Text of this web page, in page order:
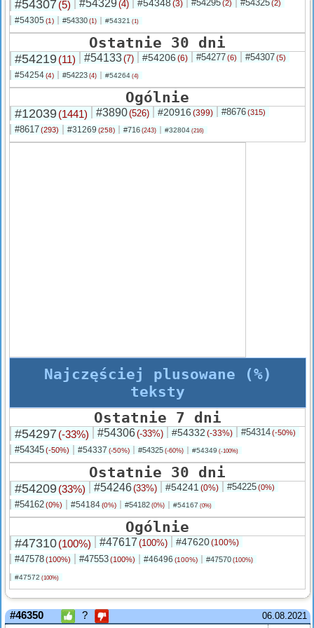
#54307 (5) #54329(4) #54348 (3) #54295(2) #54325(2)
#54305 (1) #54330 (1) #54321 (1)
Ostatnie 30 dni
#54219(11) #54133(7) #54206 (6) #54277(6) #54307(5)
#54254(4) #54223 (4) #54264 (4)
Ogólnie
#12039(1441) #3890(526) #20916 (399) #8676(315)
#8617(293) #31269 (258) #716 (243) #32804 (216)
Najczęściej plusowane (%)
teksty
Ostatnie 7 dni
#54297 (-33%) #54306(-33%) #54332 (-33%) #54314(-50%)
#54345(-50%) #54337 (-50%) #54325 (-60%) #54349 (-100%)
Ostatnie 30 dni
#54209(33%) #54246(33%) #54241 (0%) #54225(0%)
#54162(0%) #54184(0%) #54182 (0%) #54167 (0%)
Ogólnie
#47310(100%) #47617 (100%) #47620(100%)
#47578(100%) #47553(100%) #46496 (100%) #47570 (100%)
#47572 (100%)
06.08.2021
#46350 ?